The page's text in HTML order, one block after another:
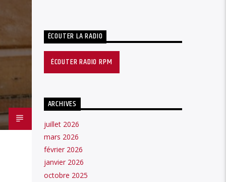
ÉCOUTER LA RADIO
ÉCOUTER RADIO RPM
ARCHIVES
juillet 2026
mars 2026
février 2026
janvier 2026
octobre 2025